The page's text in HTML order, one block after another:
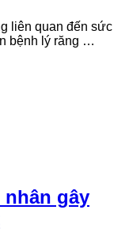
liên quan đến sức
bệnh lý răng …
gây